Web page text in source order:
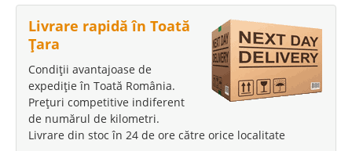
Livrare rapidă în Toată
Țara
Condiții avantajoase de
expediție în Toată România.
Prețuri competitive indiferent
de numărul de kilometri.
Livrare din stoc în 24 de ore către orice localitate